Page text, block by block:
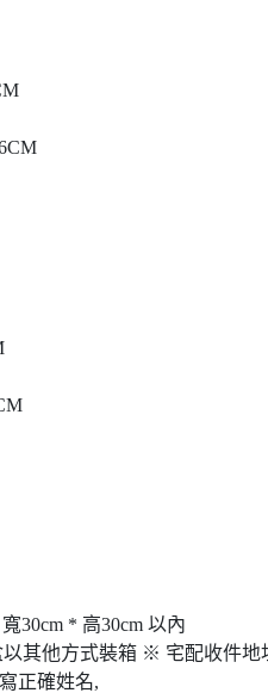
30cm * 高30cm 以內
其他方式裝箱 ※ 宅配收件地
正確姓名,